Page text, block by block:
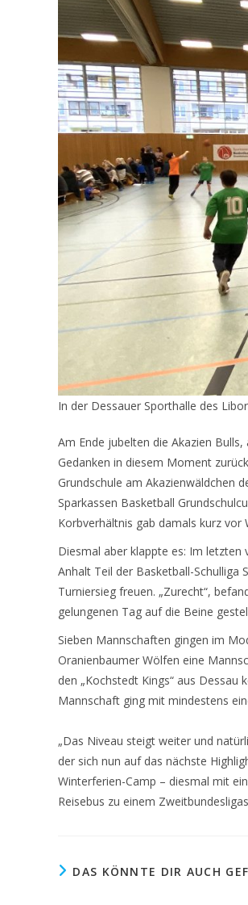
In der Dessauer Sporthalle des
Am Ende jubelten die Akazien
Gedanken in diesem Moment
Grundschule am Akazienwäldchen
Sparkassen Basketball
Korbverhältnis gab damals kurz vor
Diesmal aber klappte es: Im letzten
Anhalt Teil der Basketball-Schulliga
Turniersieg freuen. „Zurecht“,
gelungenen Tag auf die Beine
Sieben Mannschaften gingen im
Oranienbaumer Wölfen eine
den „Kochstedt Kings“ aus
Mannschaft ging mit mindestens
„Das Niveau steigt weiter und
der sich nun auf das nächste
Winterferien-Camp – diesmal mit
Reisebus zu einem
DAS KÖNNTE DIR AUCH